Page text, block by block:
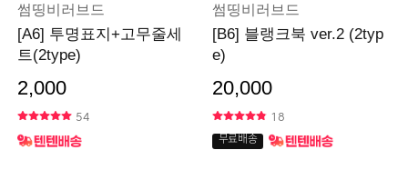
썸띵비러브드
[A6] 투명표지+고무줄세
트(2type)
2,000
54
썸띵비러브드
[B6] 블랭크북 ver.2 (2typ
e)
20,000
18
무료배송